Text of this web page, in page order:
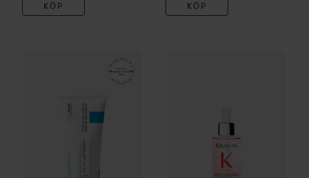
KÖP KÖP
La Roche-Posay